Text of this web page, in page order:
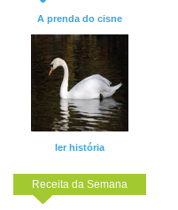
A prenda do cisne
ler história
Receita da Semana